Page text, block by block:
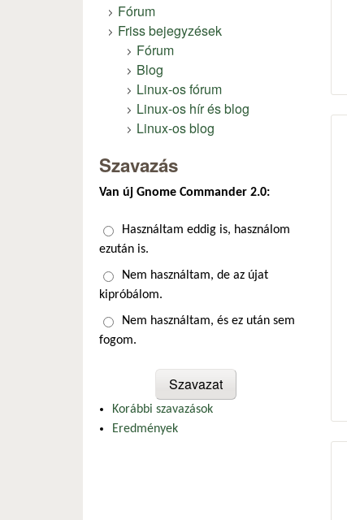
Fórum
Friss bejegyzések
Fórum
Blog
Linux-os fórum
Linux-os hír és blog
Linux-os blog
Szavazás
Van új Gnome Commander 2.0:
Választások
Használtam eddig is, használom
ezután is.
Nem használtam, de az újat
kipróbálom.
Nem használtam, és ez után sem
fogom.
Korábbi szavazások
Eredmények